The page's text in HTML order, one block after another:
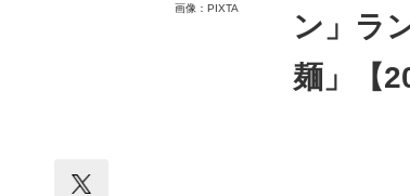
ITエンジニア向け専門サイト
画像：PIXTA
ン」ラ
麺」【